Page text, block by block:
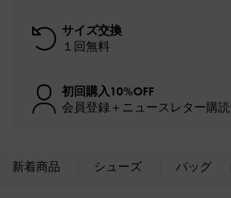
サイズ交換
１回無料
初回購入10%OFF
会員登録＋ニュースレター購読
新着商品 シューズ バッグ